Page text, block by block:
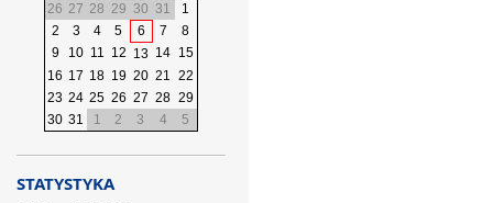
26 27 28 29 30 31
1
2
3 4 5 6 7
8
9
10 11 12 13 14 15
16 17 18 19 20 21 22
23 24 25 26 27 28 29
30 31 1 2 3 4 5
STATYSTYKA